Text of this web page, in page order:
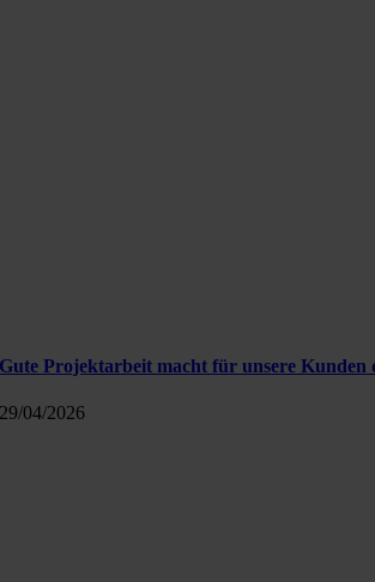
Gute Projektarbeit macht für unsere Kunden
29/04/2026